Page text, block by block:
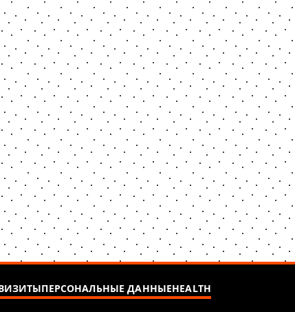
ПЕРСОНАЛЬНЫЕ ДАННЫЕHEALTH